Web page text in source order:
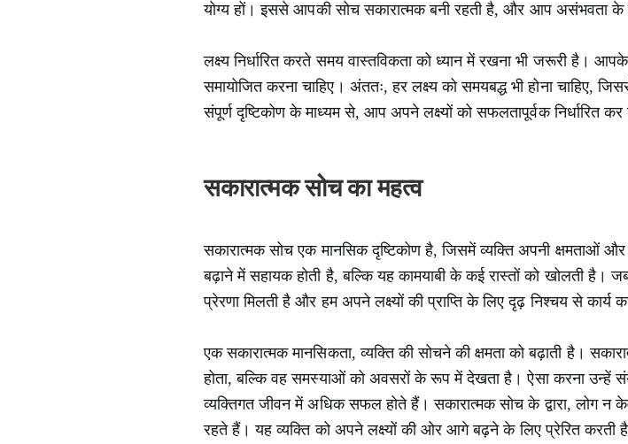
योग्य हों। इससे आपकी सोच सकारात्मक बनी रहती है, और आप असंभवता
लक्ष्य निर्धारित करते समय वास्तविकता को ध्यान में रखना भी जरूरी है।
समायोजित करना चाहिए। अंततः, हर लक्ष्य को समयबद्ध भी होना चाहिए,
संपूर्ण दृष्टिकोण के माध्यम से, आप अपने लक्ष्यों को सफलतापूर्वक निर्धारित
सकारात्मक सोच का महत्व
सकारात्मक सोच एक मानसिक दृष्टिकोण है, जिसमें व्यक्ति अपनी क्षमताओं
बढ़ाने में सहायक होती है, बल्कि यह कामयाबी के कई रास्तों को खोलती है।
प्रेरणा मिलती है और हम अपने लक्ष्यों की प्राप्ति के लिए दृढ़ निश्चय से कार्य
एक सकारात्मक मानसिकता, व्यक्ति की सोचने की क्षमता को बढ़ाती है।
होता, बल्कि वह समस्याओं को अवसरों के रूप में देखता है। ऐसा करना उन्हें
व्यक्तिगत जीवन में अधिक सफल होते हैं। सकारात्मक सोच के द्वारा, लोग न
रहते हैं। यह व्यक्ति को अपने लक्ष्यों की ओर आगे बढ़ने के लिए प्रेरित करती